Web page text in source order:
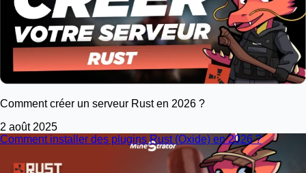
Comment créer un serveur Rust en 2026 ?
2 août 2025
Comment installer des plugins Rust (Oxide) en 2026 ?